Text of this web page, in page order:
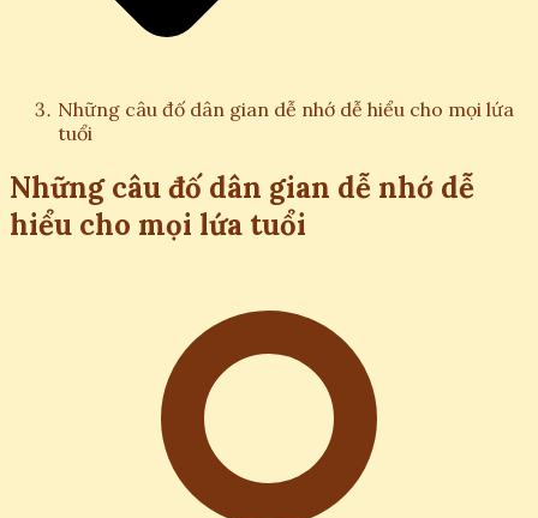
Những câu đố dân gian dễ nhớ dễ hiểu cho mọi lứa
tuổi
Những câu đố dân gian dễ nhớ dễ
hiểu cho mọi lứa tuổi